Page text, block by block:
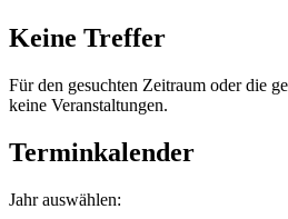
Keine Treffer
Für den gesuchten Zeitraum oder die
keine Veranstaltungen.
Terminkalender
Jahr auswählen: